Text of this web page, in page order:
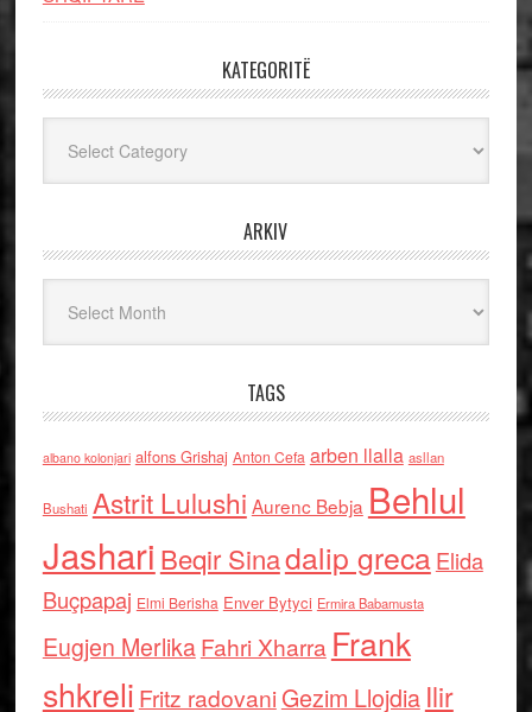
KATEGORITË
ARKIV
TAGS
albano kolonjari alfons Grishaj Anton Cefa arben llalla asllan
Bushati Astrit Lulushi Aurenc Bebja Behlul
Jashari Beqir Sinadalip grecaElida
Buçpapaj Elmi Berisha Enver Bytyci Ermira Babamusta
Eugjen MerlikaFahri Xharra Frank
shkreli Fritz radovaniGezim Llojdia Ilir